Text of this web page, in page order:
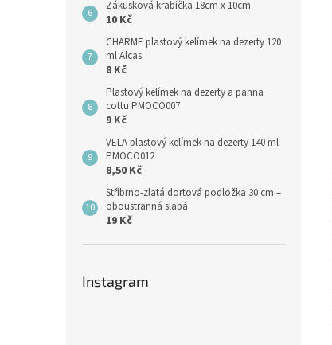
Zákusková krabička 18cm x 10cm
10 Kč
CHARME plastový kelímek na dezerty 120
ml Alcas
8 Kč
Plastový kelímek na dezerty a panna
cottu PMOCO007
9 Kč
VELA plastový kelímek na dezerty 140 ml
PMOCO012
8,50 Kč
Stříbrno-zlatá dortová podložka 30 cm –
oboustranná slabá
19 Kč
Instagram